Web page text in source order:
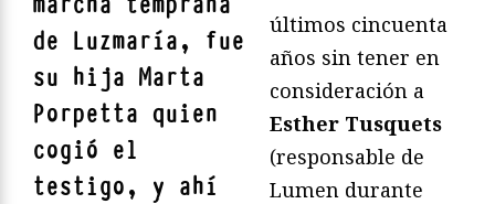
de Luzmaría, fue
su hija Marta
Porpetta quien
cogió el
testigo, y ahí
últimos cincuenta
años sin tener en
consideración a
Esther Tusquets
(responsable de
Lumen durante